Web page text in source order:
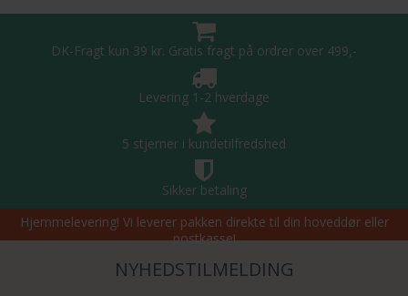
DK-Fragt kun 39 kr. Gratis fragt på ordrer over 499,-
Levering 1-2 hverdage
5 stjerner i kundetilfredshed
Sikker betaling
Hjemmelevering! Vi leverer pakken direkte til din hoveddør eller
postkasse!
NYHEDSTILMELDING